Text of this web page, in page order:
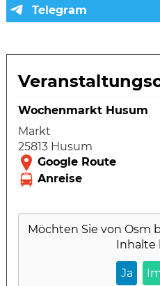
Wochenmarkt Husum
Markt
25813 Husum
Möchten Sie vonOsm
Inhalte
Ja